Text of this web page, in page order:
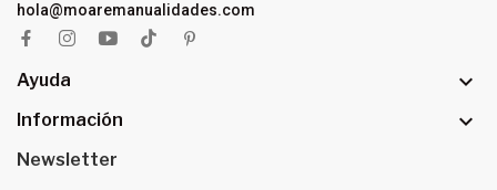
hola@moaremanualidades.com
Ayuda 
Información 
Newsletter